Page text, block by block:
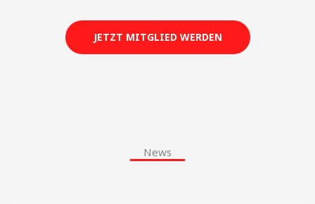
JETZT MITGLIED WERDEN
News